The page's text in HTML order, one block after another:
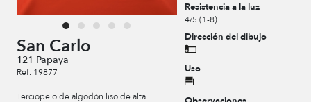
San Carlo
121 Papaya
Ref. 19877
Terciopelo de algodón liso de alta
Resistencia a la luz
4/5 (1-8)
Dirección del dibujo
Uso